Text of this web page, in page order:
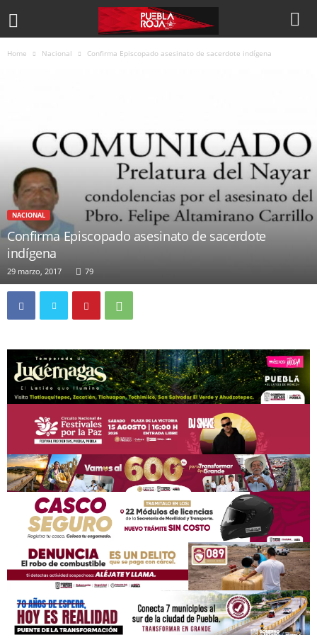
Home Nacional Confirma Episcopado asesinato de sacerdote indígena
NACIONAL
Confirma Episcopado asesinato de sacerdote
indígena
29 marzo, 2017 79